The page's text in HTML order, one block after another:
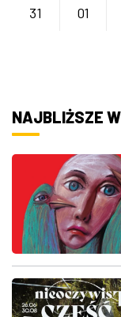
31 01
NAJBLIŻSZE